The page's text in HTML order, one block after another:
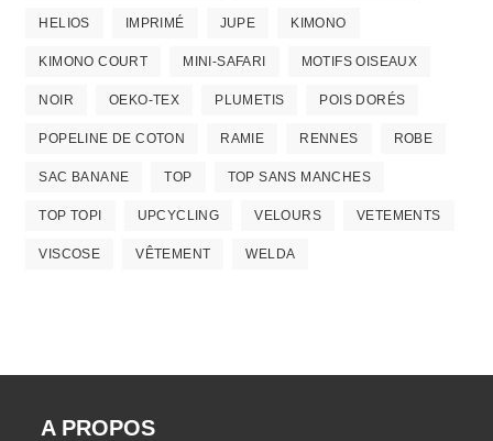
HELIOS IMPRIMÉ JUPE KIMONO
KIMONO COURT MINI-SAFARI MOTIFS OISEAUX
NOIR OEKO-TEX PLUMETIS POIS DORÉS
POPELINE DE COTON RAMIE RENNES ROBE
SAC BANANE TOP TOP SANS MANCHES
TOP TOPI UPCYCLING VELOURS VETEMENTS
VISCOSE VÊTEMENT WELDA
A PROPOS